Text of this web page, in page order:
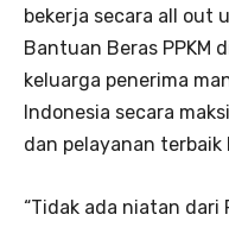
bekerja secara all out
Bantuan Beras
keluarga penerima
Indonesia secara
dan pelayanan terbaik
“Tidak ada niatan dari